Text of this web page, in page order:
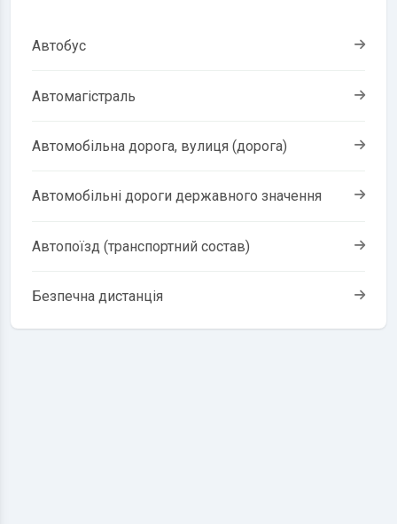
Автобус
Автомагістраль
Автомобільна дорога, вулиця (дорога)
Автомобільні дороги державного значення
Автопоїзд (транспортний состав)
Безпечна дистанція